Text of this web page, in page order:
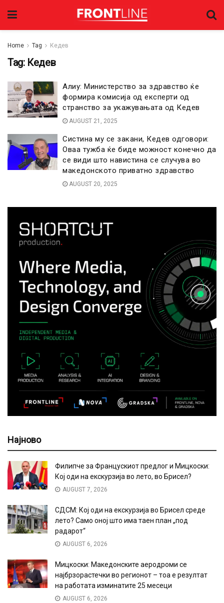
Home Tag Кедев
Tag: Кедев
Алиу: Министерство за здравство ќе
формира комисија од експерти од
странство за укажувањата од Кедев
AUGUST 21, 2025
Систина му се закани, Кедев одговори:
Оваа тужба ќе биде можност конечно да
се види што навистина се случува во
македонското приватно здравство
AUGUST 20, 2025
Најново
Филипче за Францускиот предлог и Мицкоски:
Кој оди на екскурзија во лето, во Брисел?
AUGUST 7, 2026
СДСМ: Кој оди на екскурзија во Брисел среде
лето? Само оној што има таен план „под
радарот“
AUGUST 6, 2026
Мицкоски: Македонските аеродроми се
најбрзорастечки во регионот – тоа е резултат
на работата изминатите 25 месеци
AUGUST 6, 2026